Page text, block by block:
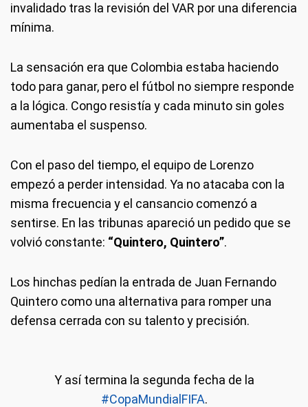
invalidado tras la revisión del VAR por una diferencia
mínima.
La sensación era que Colombia estaba haciendo
todo para ganar, pero el fútbol no siempre responde
a la lógica. Congo resistía y cada minuto sin goles
aumentaba el suspenso.
Con el paso del tiempo, el equipo de Lorenzo
empezó a perder intensidad. Ya no atacaba con la
misma frecuencia y el cansancio comenzó a
sentirse. En las tribunas apareció un pedido que se
volvió constante: “Quintero, Quintero”.
Los hinchas pedían la entrada de Juan Fernando
Quintero como una alternativa para romper una
defensa cerrada con su talento y precisión.
Y así termina la segunda fecha de la
#CopaMundialFIFA.